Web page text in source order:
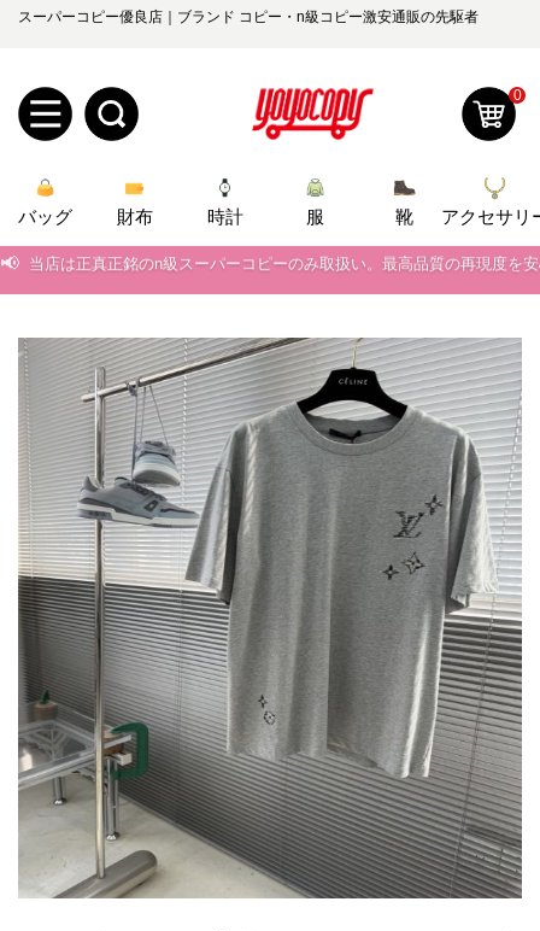
スーパーコピー優良店｜ブランド コピー・n級コピー激安通販の先駆者
規
ユ
ザ
ー
登
録
ロ
グ
ン
オ
ー
ダ
ー
管
理
お
知
ら
せ
yoyocopys@gmail.com
2026人気特集
バッグ
財布
時計
服
ズボン
衣装セット
靴
住まい用品
アクセサリー
ベルト
スカーフ
アイフォーンケ
ース
小物
新
0
バッグ 財布 時計 服 靴
アクセサリ
当店は正真正銘のn級スーパーコピーのみ取扱い。最高品質の再現度を
📢 2026春の新作続々更新中！期間中のご注文でお得な割引をご利用いただ
📢 新作入荷！ルイ・ヴィトンスーパーコピー バッグ最新モデルが登場。